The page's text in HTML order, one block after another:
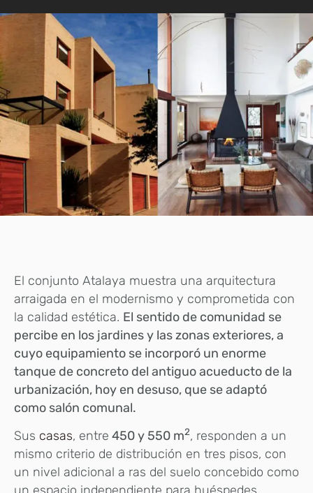
El conjunto Atalaya muestra una arquitectura
arraigada en el modernismo y comprometida con
la calidad estética. El sentido de comunidad se
percibe en los jardines y las zonas exteriores, a
cuyo equipamiento se incorporó un enorme
tanque de concreto del antiguo acueducto de la
urbanización, hoy en desuso, que se adaptó
como salón comunal.
Sus casas, entre 450 y 550 m2, responden a un
mismo criterio de distribución en tres pisos, con
un nivel adicional a ras del suelo concebido como